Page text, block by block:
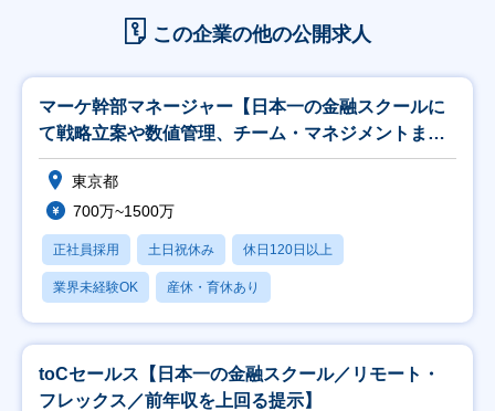
この企業の他の公開求人
マーケ幹部マネージャー【日本一の金融スクールに
て戦略立案や数値管理、チーム・マネジメントま
で】
東京都
700万~1500万
正社員採用 土日祝休み 休日120日以上
業界未経験OK 産休・育休あり
toCセールス【日本一の金融スクール／リモート・
フレックス／前年収を上回る提示】